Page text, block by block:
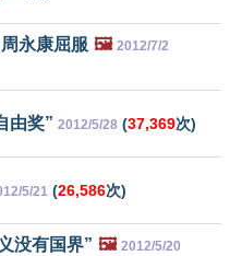
永康屈服 🖼️ 2012/7/2
由奖” 2012/5/28 (37,369次)
5/21 (26,586次)
没有国界” 🖼️ 2012/5/20